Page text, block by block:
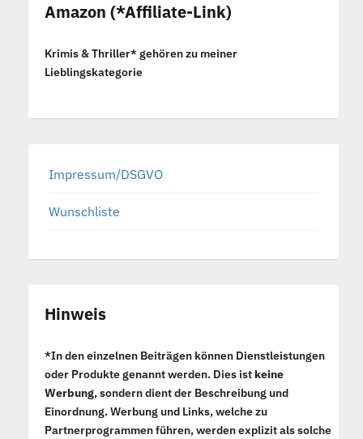
Amazon (*Affiliate-Link)
Krimis & Thriller* gehören zu meiner
Lieblingskategorie
Impressum/DSGVO
Wunschliste
Hinweis
*In den einzelnen Beiträgen können Dienstleistungen
oder Produkte genannt werden. Dies ist keine
Werbung, sondern dient der Beschreibung und
Einordnung. Werbung und Links, welche zu
Partnerprogrammen führen, werden explizit als solche